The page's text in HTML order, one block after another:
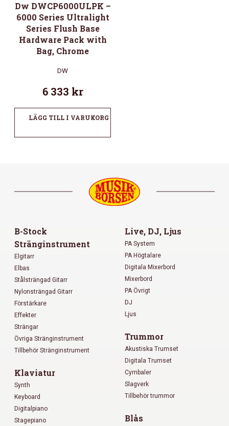
Dw DWCP6000ULPK –
6000 Series Ultralight
Series Flush Base
Hardware Pack with
Bag, Chrome
DW
6 333 kr
LÄGG TILL I VARUKORG
B-Stock
Stränginstrument
Elgitarr
Elbas
Stålsträngad Gitarr
Nylonsträngad Gitarr
Förstärkare
Effekter
Strängar
Övriga Stränginstrument
Tillbehör Stränginstrument
Klaviatur
Synth
Keyboard
Digitalpiano
Stagepiano
Live, DJ, Ljus
PA System
PA Högtalare
Digitala Mixerbord
Mixerbord
PA Övrigt
DJ
Ljus
Trummor
Akustiska Trumset
Digitala Trumset
Cymbaler
Slagverk
Tillbehör trummor
Blås